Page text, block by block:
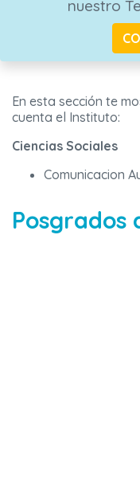
nuestro
En esta sección te
cuenta el Instituto:
Ciencias Sociales
Comunicacion
Posgrados